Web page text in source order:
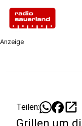
Anzeige
Teilen: open_in_new
Grillen um